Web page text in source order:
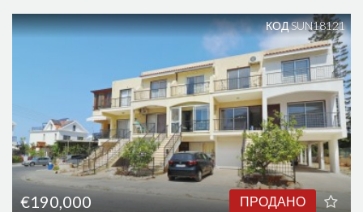
ПРОДАНО
€190,000
КОД SUN18121